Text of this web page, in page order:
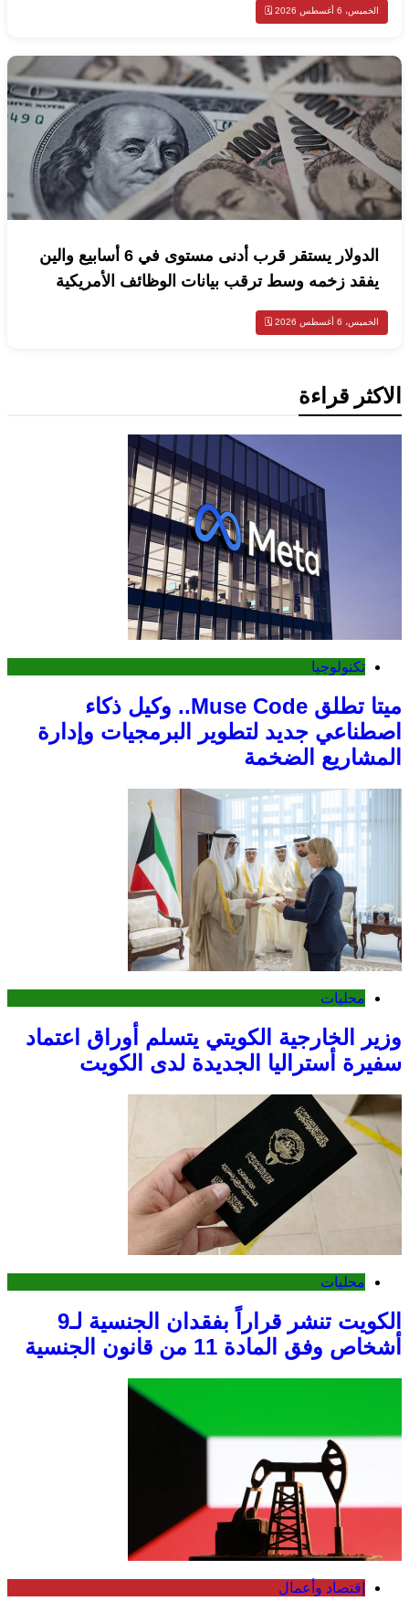
الخميس، 6 أغسطس 2026 🗓️
الدولار يستقر قرب أدنى مستوى في 6 أسابيع والين
يفقد زخمه وسط ترقب بيانات الوظائف الأمريكية
الخميس، 6 أغسطس 2026 🗓️
الاكثر قراءة
تكنولوجيا
ميتا تطلق Muse Code.. وكيل ذكاء
اصطناعي جديد لتطوير البرمجيات وإدارة
المشاريع الضخمة
محليات
وزير الخارجية الكويتي يتسلم أوراق اعتماد
سفيرة أستراليا الجديدة لدى الكويت
محليات
الكويت تنشر قراراً بفقدان الجنسية لـ9
أشخاص وفق المادة 11 من قانون الجنسية
إقتصاد وأعمال